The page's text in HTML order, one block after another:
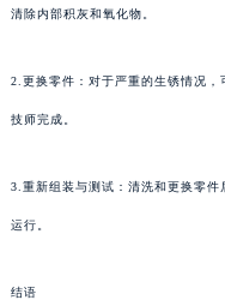
清除内部积灰和氧化物。
2.更换零件：对于严重的生锈情况
技师完成。
3.重新组装与测试：清洗和更换零
运行。
结语